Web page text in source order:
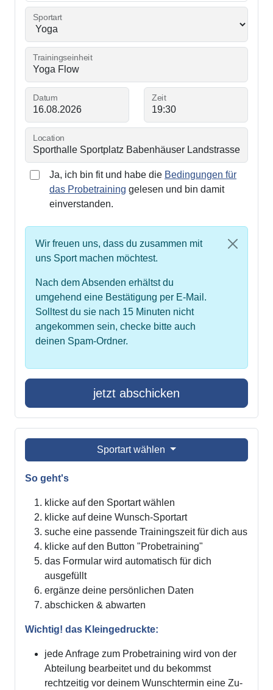
Sportart
Trainingseinheit
Datum Zeit
Location
Ja, ich bin fit und habe die Bedingungen für
das Probetraining gelesen und bin damit
einverstanden.
Wir freuen uns, dass du zusammen mit
uns Sport machen möchtest.
Nach dem Absenden erhältst du
umgehend eine Bestätigung per E-Mail.
Solltest du sie nach 15 Minuten nicht
angekommen sein, checke bitte auch
deinen Spam-Ordner.
jetzt abschicken
Sportart wählen
So geht's
klicke auf den Sportart wählen
klicke auf deine Wunsch-Sportart
suche eine passende Trainingszeit für dich aus
klicke auf den Button "Probetraining"
das Formular wird automatisch für dich
ausgefüllt
ergänze deine persönlichen Daten
abschicken & abwarten
Wichtig! das Kleingedruckte:
jede Anfrage zum Probetraining wird von der
Abteilung bearbeitet und du bekommst
rechtzeitig vor deinem Wunschtermin eine Zu-